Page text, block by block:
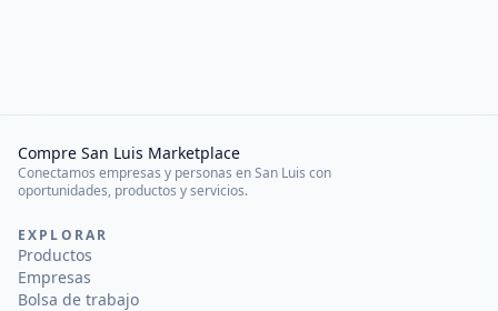
Compre San Luis Marketplace
Conectamos empresas y personas en San Luis con
oportunidades, productos y servicios.
EXPLORAR
Productos
Empresas
Bolsa de trabajo